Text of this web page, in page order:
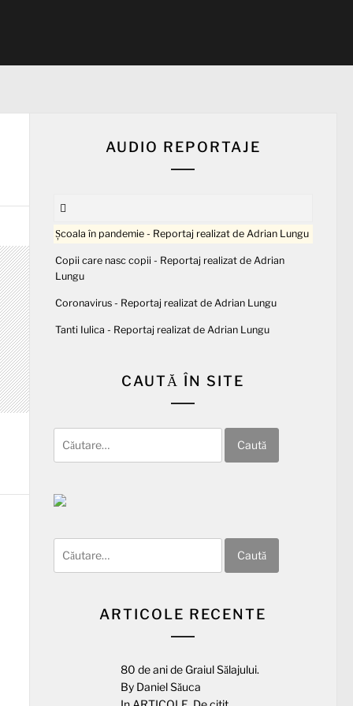
AUDIO REPORTAJE
Școala în pandemie - Reportaj realizat de Adrian Lungu
Copii care nasc copii - Reportaj realizat de Adrian
Lungu
Coronavirus - Reportaj realizat de Adrian Lungu
Tanti Iulica - Reportaj realizat de Adrian Lungu
CAUTĂ ÎN SITE
după:
după:
ARTICOLE RECENTE
80 de ani de Graiul Sălajului.
By Daniel Săuca